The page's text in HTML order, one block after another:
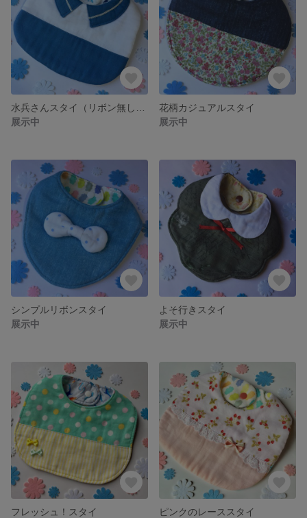
展示中
花柄カジュアルスタイ
展示中
シンプルリボンスタイ
展示中
よそ行きスタイ
展示中
フレッシュ！スタイ
ピンクのレーススタイ